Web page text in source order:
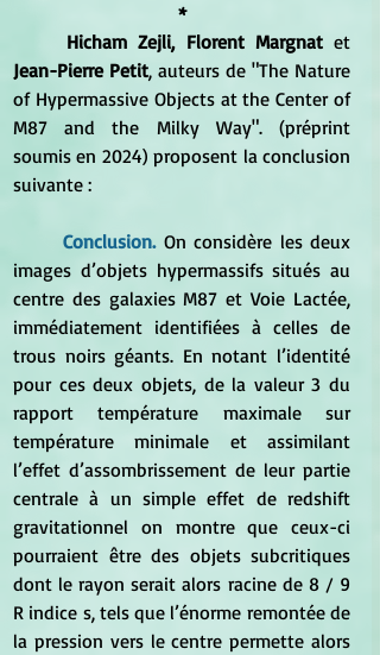
*
Hicham Zejli, Florent Margnat
Jean-Pierre Petit, auteurs de "The Nature
of Hypermassive Objects at the Center of
M87 and the Milky Way". (préprint
soumis en 2024) proposent la conclusion
suivante :
Conclusion. On considère les deux
images d’objets hypermassifs situés au
centre des galaxies M87 et Voie Lactée,
immédiatement identifiées à celles de
trous noirs géants. En notant l’identité
pour ces deux objets, de la valeur 3 du
rapport température maximale sur
température minimale et assimilant
l’effet d’assombrissement de leur partie
centrale à un simple effet de redshift
gravitationnel on montre que ceux-ci
pourraient être des objets subcritiques
dont le rayon serait alors racine de 8 / 9
R indice s, tels que l’énorme remontée de
la pression vers le centre permette alors